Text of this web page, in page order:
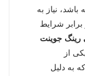
نیاز به
شرایط
جوینت
از
به دلیل